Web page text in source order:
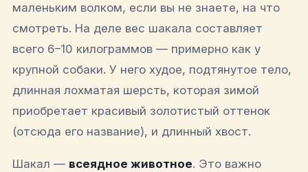
маленьким волком, если вы не знаете, на что
смотреть. На деле вес шакала составляет
всего 6–10 килограммов — примерно как у
крупной собаки. У него худое, подтянутое тело,
длинная лохматая шерсть, которая зимой
приобретает красивый золотистый оттенок
(отсюда его название), и длинный хвост.
Шакал — всеядное животное. Это важно